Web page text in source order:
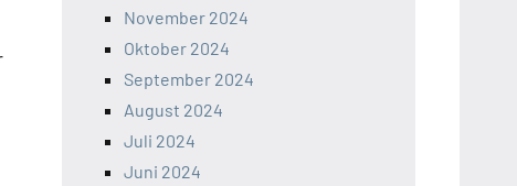
November 2024
Oktober 2024
September 2024
August 2024
Juli 2024
Juni 2024